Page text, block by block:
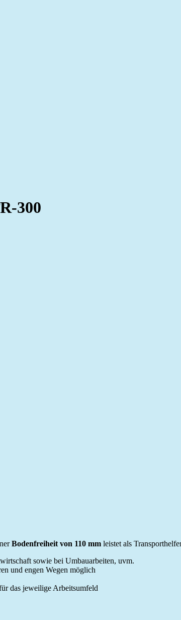
300
Bodenfreiheit von 110 mm leistet als
sowie bei Umbauarbeiten, uvm.
und engen Wegen möglich
das jeweilige Arbeitsumfeld